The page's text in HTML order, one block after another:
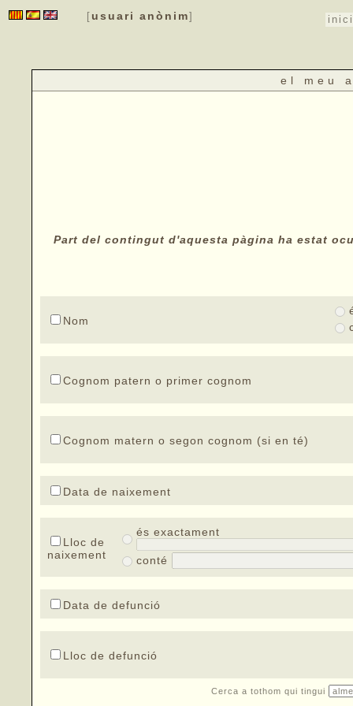
[ usuari anònim] inici
el meu
Part del contingut d'aquesta pàgina ha estat
Nom
Cognom patern o primer cognom
Cognom matern o segon cognom (si en té)
Data de naixement
Lloc de
naixement
és exactament
conté
Data de defunció
Lloc de defunció
Cerca a tothom qui tingui